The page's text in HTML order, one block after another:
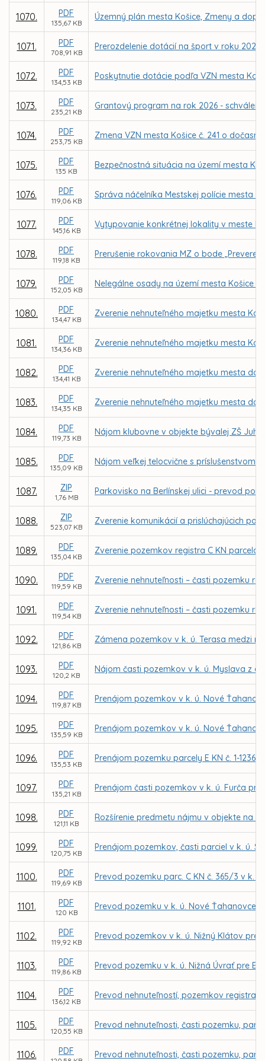
1070. PDF
135,67 KB
Územný plán mesta Košice, Zmeny a
1071. PDF
708,91 KB
Prerozdelenie dotácií na šport v roku 2026
1072. PDF
134,53 KB
Poskytnutie dotácie podľa VZN mesta
1073. PDF
235,21 KB
Grantový program na rok 2026 -
1074. PDF
253,75 KB
Zmena VZN mesta Košice č. 241 o
1075. PDF
135 KB
Bezpečnostná situácia na území mesta
1076. PDF
119,06 KB
Správa náčelníka Mestskej polície mesta
1077. PDF
145,16 KB
Vytypovanie konkrétnej lokality v meste
1078. PDF
119,18 KB
Prerušenie rokovania MZ o bode
1079. PDF
152,05 KB
Nelegálne osady na území mesta Košice
1080. PDF
134,47 KB
Zverenie nehnuteľného majetku mesta
1081. PDF
134,36 KB
Zverenie nehnuteľného majetku mesta
1082. PDF
134,41 KB
Zverenie nehnuteľného majetku mesta do
1083. PDF
134,35 KB
Zverenie nehnuteľného majetku mesta do
1084. PDF
119,73 KB
Nájom klubovne v objekte bývalej ZŠ
1085. PDF
135,09 KB
Nájom veľkej telocvične s príslušenstvom
1087. ZIP
1,76 MB
Parkovisko na Berlínskej ulici - prevod
1088. ZIP
523,07 KB
Zverenie komunikácií a prislúchajúcich
1089. PDF
135,04 KB
Zverenie pozemkov registra C KN parcela
1090. PDF
119,59 KB
Zverenie nehnuteľnosti – časti pozemku
1091. PDF
119,54 KB
Zverenie nehnuteľnosti – časti pozemku
1092. PDF
121,86 KB
Zámena pozemkov v k. ú. Terasa medzi
1093. PDF
120,2 KB
Nájom časti pozemkov v k. ú. Myslava z
1094. PDF
119,87 KB
Prenájom pozemkov v k. ú. Nové
1095. PDF
135,59 KB
Prenájom pozemkov v k. ú. Nové
1096. PDF
135,53 KB
Prenájom pozemku parcely E KN č. 1-
1097. PDF
135,21 KB
Prenájom časti pozemkov v k. ú. Furča
1098. PDF
121,11 KB
Rozšírenie predmetu nájmu v objekte na
1099. PDF
120,75 KB
Prenájom pozemkov, časti parciel v k. ú.
1100. PDF
119,69 KB
Prevod pozemku parc. C KN č. 365/3 v k.
1101. PDF
120 KB
Prevod pozemku v k. ú. Nové Ťahanovce
1102. PDF
119,92 KB
Prevod pozemkov v k. ú. Nižný Klátov
1103. PDF
119,86 KB
Prevod pozemku v k. ú. Nižná Úvrať pre
1104. PDF
136,12 KB
Prevod nehnuteľností, pozemkov registra
1105. PDF
120,55 KB
Prevod nehnuteľnosti, časti pozemku,
1106. PDF Prevod nehnuteľnosti, časti pozemku,